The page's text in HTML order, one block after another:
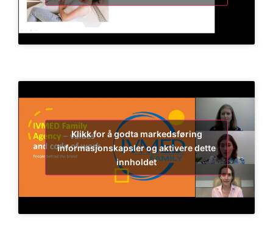
Klikk for å godta markedsføring
informasjonskapsler og aktivere dette
innholdet